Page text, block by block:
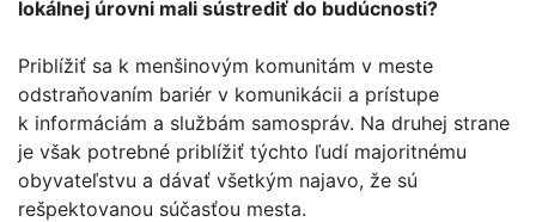
lokálnej úrovni mali sústrediť do budúcnosti?
Priblížiť sa k menšinovým komunitám v meste
odstraňovaním bariér v komunikácii a prístupe
k informáciám a službám samospráv. Na druhej strane
je však potrebné priblížiť týchto ľudí majoritnému
obyvateľstvu a dávať všetkým najavo, že sú
rešpektovanou súčasťou mesta.